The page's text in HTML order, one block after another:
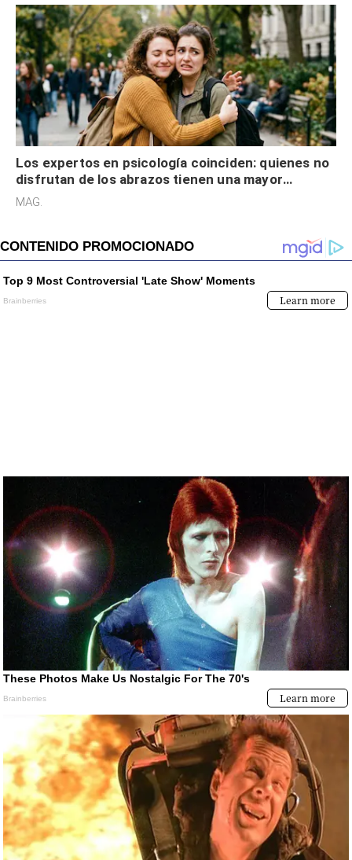
Los expertos en psicología coinciden: quienes no
disfrutan de los abrazos tienen una mayor
sensibilidad a los estímulos físicos y no es por
MAG.